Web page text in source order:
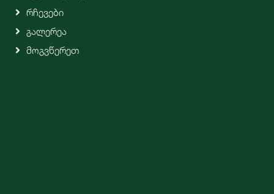
Რჩევები
Გალერეა
Მოგვწერეთ